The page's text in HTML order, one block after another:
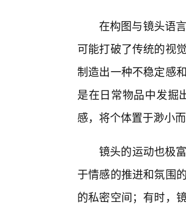
在构图与镜头语
可能打破了传统的视
制造出一种不稳定感
是在日常物品中发掘
感，将个体置于渺小
镜头的运动也极
于情感的推进和氛围
的私密空间；有时，